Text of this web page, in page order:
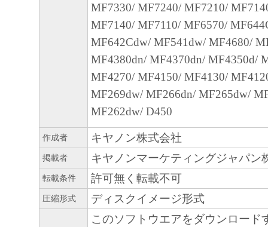
MF7330/ MF7240/ MF7210/
MF7140/ MF7110/ MF6570/
MF642Cdw/ MF541dw/ MF4680/
MF4380dn/ MF4370dn/ MF4350d/
MF4270/ MF4150/ MF4130/
MF269dw/ MF266dn/ MF265dw/
MF262dw/ D450
作成者 キヤノン株式会社
掲載者 キヤノンマーケティングジャパン
転載条件 許可無く転載不可
圧縮形式 ディスクイメージ形式
このソフトウエアをダウンロード